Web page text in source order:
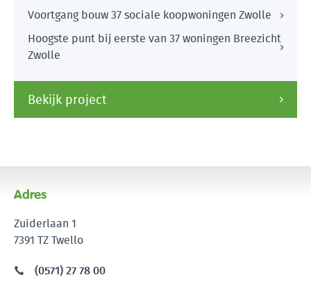
Voortgang bouw 37 sociale koopwoningen Zwolle
Hoogste punt bij eerste van 37 woningen Breezicht
Zwolle
Bekijk project
Adres
Zuiderlaan 1
7391 TZ Twello
(0571) 27 78 00